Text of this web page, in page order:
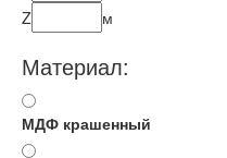
Z м
Материал:
МДФ крашенный